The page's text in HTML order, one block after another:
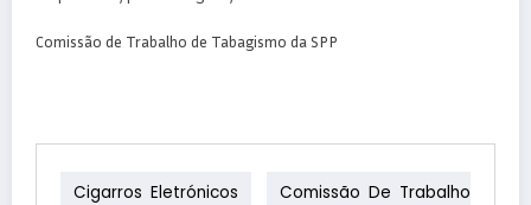
Comissão de Trabalho de Tabagismo da SPP
Cigarros Eletrónicos Comissão De Trabalho